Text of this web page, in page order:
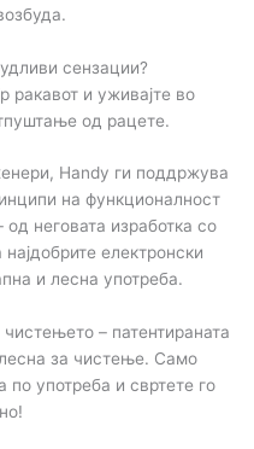
сензации?
ракавот и уживајте во
од рацете.
Handy ги поддржува
на функционалност
од неговата изработка со
електронски
и лесна употреба.
– патентираната
за чистење. Само
по употреба и свртете го